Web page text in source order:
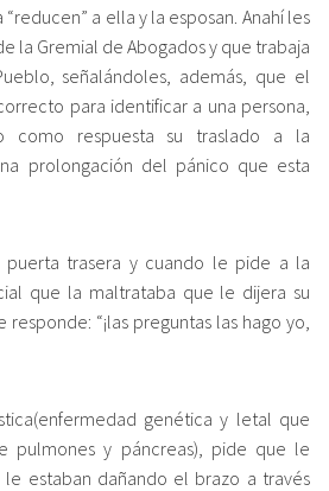
a ella y la esposan. Anahí les
la Gremial de Abogados y que trabaja
señalándoles, además, que el
para identificar a una persona,
como respuesta su traslado a la
prolongación del pánico que esta
puerta trasera y cuando le pide a la
que la maltrataba que le dijera su
“¡las preguntas las hago yo,
genética y letal que
pulmones y páncreas), pide que le
le estaban dañando el brazo a través